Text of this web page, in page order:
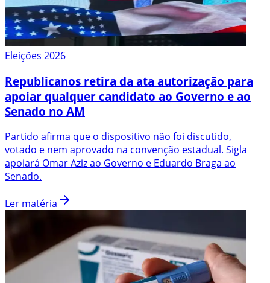
Eleições 2026
Republicanos retira da ata autorização para
apoiar qualquer candidato ao Governo e ao
Senado no AM
Partido afirma que o dispositivo não foi discutido,
votado e nem aprovado na convenção estadual. Sigla
apoiará Omar Aziz ao Governo e Eduardo Braga ao
Senado.
Ler matéria